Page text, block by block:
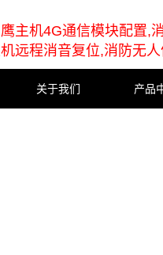
主机4G通信模块配置,
远程消音复位,消防无
关于我们 产品